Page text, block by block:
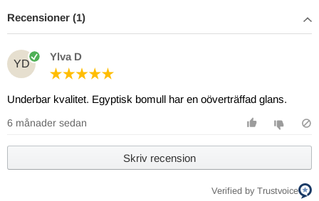
Recensioner (1)
YD
Ylva D
Underbar kvalitet. Egyptisk bomull har en oöverträffad glans.
6 månader sedan
Skriv recension
Verified by Trustvoice